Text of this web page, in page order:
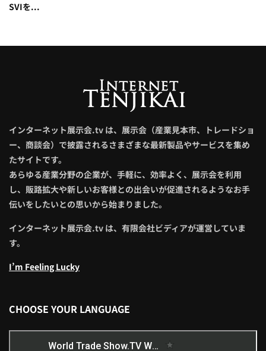
SVIを...
インターネット展示会.tv は、展示会（産業見本市、トレードショ
ー、商談会）で披露されるさまざまな最新製品やサービスを集め
たサイトです。
あらゆる産業分野の企業が、手軽に、効率よく、展示会を利用
し、販路拡大や新しいお客様との出会いが促進されるようなお手
伝いをしたいとの思いから始まりました。
インターネット展示会.tv は、有限会社ビディアが運営していま
す。
I’m Feeling Lucky
CHOOSE YOUR LANGUAGE